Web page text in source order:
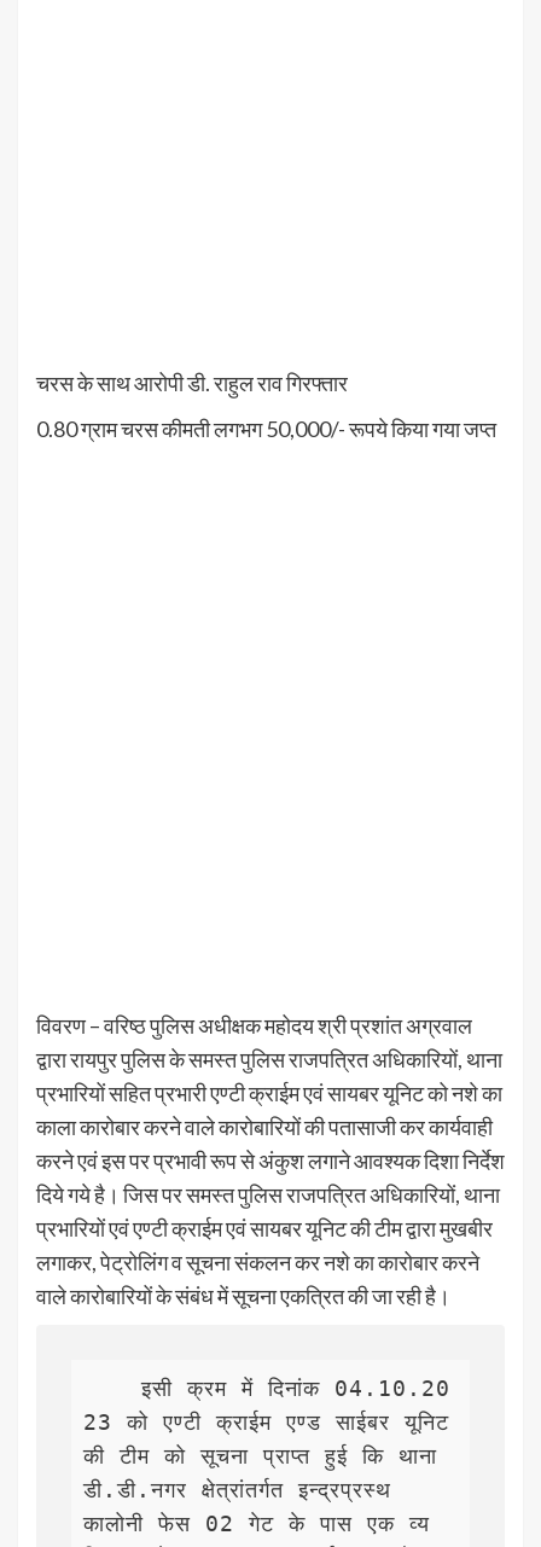
चरस के साथ आरोपी डी. राहुल राव गिरफ्तार
0.80 ग्राम चरस कीमती लगभग 50,000/- रूपये किया गया जप्त
विवरण – वरिष्ठ पुलिस अधीक्षक महोदय श्री प्रशांत अग्रवाल
द्वारा रायपुर पुलिस के समस्त पुलिस राजपत्रित अधिकारियों, थाना
प्रभारियों सहित प्रभारी एण्टी क्राईम एवं सायबर यूनिट को नशे का
काला कारोबार करने वाले कारोबारियों की पतासाजी कर कार्यवाही
करने एवं इस पर प्रभावी रूप से अंकुश लगाने आवश्यक दिशा निर्देश
दिये गये है। जिस पर समस्त पुलिस राजपत्रित अधिकारियों, थाना
प्रभारियों एवं एण्टी क्राईम एवं सायबर यूनिट की टीम द्वारा मुखबीर
लगाकर, पेट्रोलिंग व सूचना संकलन कर नशे का कारोबार करने
वाले कारोबारियों के संबंध में सूचना एकत्रित की जा रही है।
    इसी क्रम में दिनांक 04.10.20
23 को एण्टी क्राईम एण्ड साईबर यूनिट
की टीम को सूचना प्राप्त हुई कि थाना
डी.डी.नगर क्षेत्रांतर्गत इन्द्रप्रस्थ
कालोनी फेस 02 गेट के पास एक व्य